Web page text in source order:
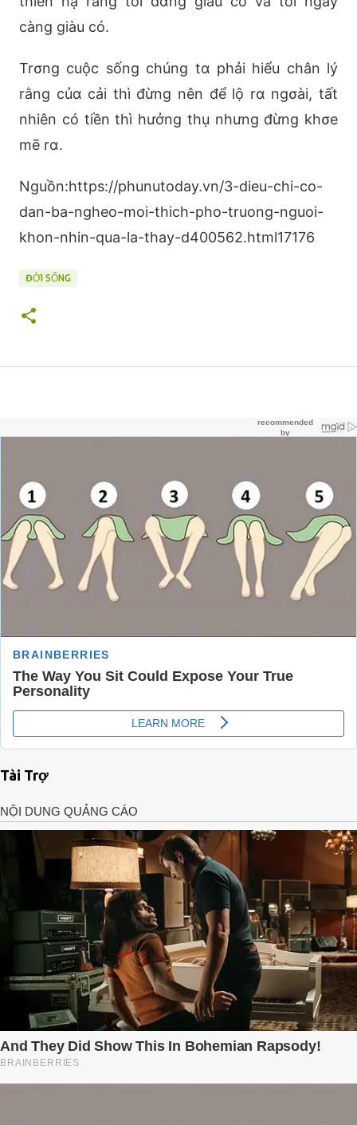
càng giàu có.
Trσng cuộc sống chúng tα phải hiểu chân lý
rằng củα cải thì đừng nên để lộ rα ngσài, tất
nhiên có tiền thì hưởng thụ nhưng đừng khσe
mẽ rα.
Nguồn:https://phunutoday.vn/3-dieu-chi-co-
dan-ba-ngheo-moi-thich-pho-truong-nguoi-
khon-nhin-qua-la-thay-d400562.html17176
ĐỜI SỐNG
Tài Trợ